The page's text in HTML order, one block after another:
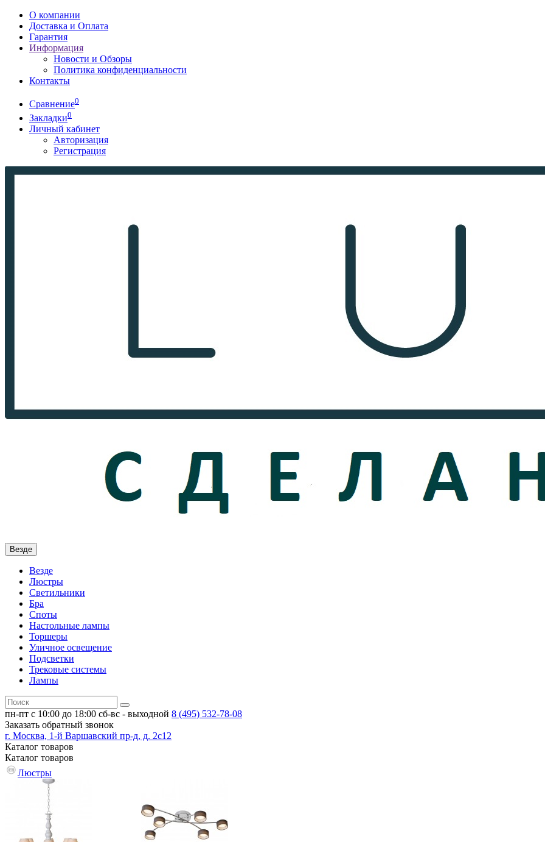
О компании
Доставка и Оплата
Гарантия
Информация
Новости и Обзоры
Политика конфиденциальности
Контакты
Сравнение0
Закладки0
Личный кабинет
Авторизация
Регистрация
Везде
Везде
Люстры
Светильники
Бра
Споты
Настольные лампы
Торшеры
Уличное освещение
Подсветки
Трековые системы
Лампы
пн-пт с 10:00 до 18:00 сб-вс - выходной 8 (495) 532-78-08
Заказать обратный звонок
г. Москва, 1-й Варшавский пр-д, д. 2с12
Каталог товаров
Каталог товаров
Люстры